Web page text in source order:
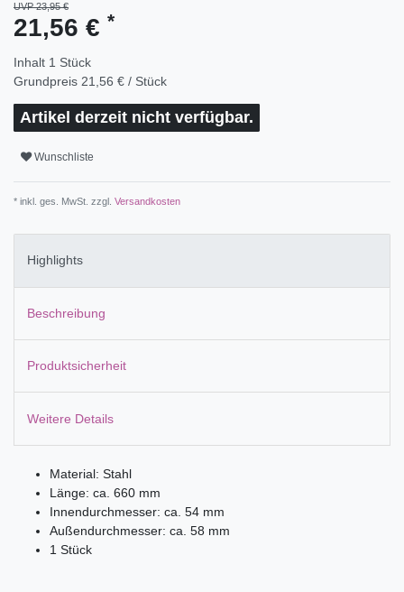
UVP 23,95 €
21,56 € *
Inhalt 1 Stück
Grundpreis 21,56 € / Stück
Artikel derzeit nicht verfügbar.
Wunschliste
* inkl. ges. MwSt. zzgl. Versandkosten
Highlights
Beschreibung
Produktsicherheit
Weitere Details
Material: Stahl
Länge: ca. 660 mm
Innendurchmesser: ca. 54 mm
Außendurchmesser: ca. 58 mm
1 Stück